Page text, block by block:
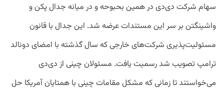
سهام شرکت دی‌دی در همین بحبوحه و در میانه‌ جدال پکن و
واشینگتن بر سر این مستندات عرضه شد. این جدال با قانون
مسئولیت‌پذیری شرکت‌های خارجی که سال گذشته با امضای دونالد
ترامپ تصویب شد رسمیت یافت. مسئولان چینی از دی‌دی
می‌‌خواستند تا زمانی که مشکل مقامات چینی با همتایان آمریکا حل